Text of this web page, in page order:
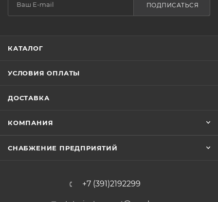
ПОДПИСАТЬСЯ
КАТАЛОГ
УСЛОВИЯ ОПЛАТЫ
ДОСТАВКА
КОМПАНИЯ
СНАБЖЕНИЕ ПРЕДПРИЯТИЙ
+7 (391)2192299